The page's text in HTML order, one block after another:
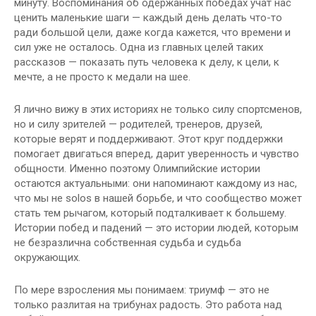
минуту. Воспоминания об одержанных победах учат нас
ценить маленькие шаги — каждый день делать что-то
ради большой цели, даже когда кажется, что времени и
сил уже не осталось. Одна из главных целей таких
рассказов — показать путь человека к делу, к цели, к
мечте, а не просто к медали на шее.
Я лично вижу в этих историях не только силу спортсменов,
но и силу зрителей — родителей, тренеров, друзей,
которые верят и поддерживают. Этот круг поддержки
помогает двигаться вперед, дарит уверенность и чувство
общности. Именно поэтому Олимпийские истории
остаются актуальными: они напоминают каждому из нас,
что мы не solos в нашей борьбе, и что сообщество может
стать тем рычагом, который подталкивает к большему.
Истории побед и падений — это истории людей, которым
не безразлична собственная судьба и судьба
окружающих.
По мере взросления мы понимаем: триумф — это не
только разлитая на трибунах радость. Это работа над